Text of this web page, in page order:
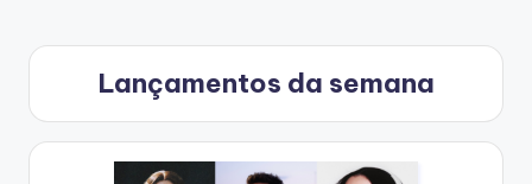
Lançamentos da semana